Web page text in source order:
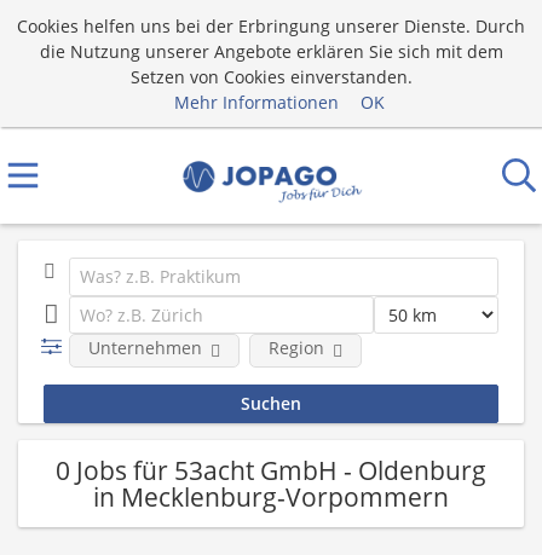
Cookies helfen uns bei der Erbringung unserer Dienste. Durch
die Nutzung unserer Angebote erklären Sie sich mit dem
Setzen von Cookies einverstanden.
Mehr Informationen
OK
Unternehmen Region
0 Jobs für 53acht GmbH - Oldenburg
in Mecklenburg-Vorpommern